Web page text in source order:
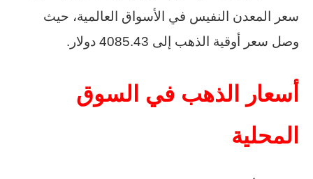
سعر المعدن النفيس في الأسواق العالمية، حيث
وصل سعر أوقية الذهب إلى 4085.43 دولار.
أسعار الذهب في السوق
المحلية